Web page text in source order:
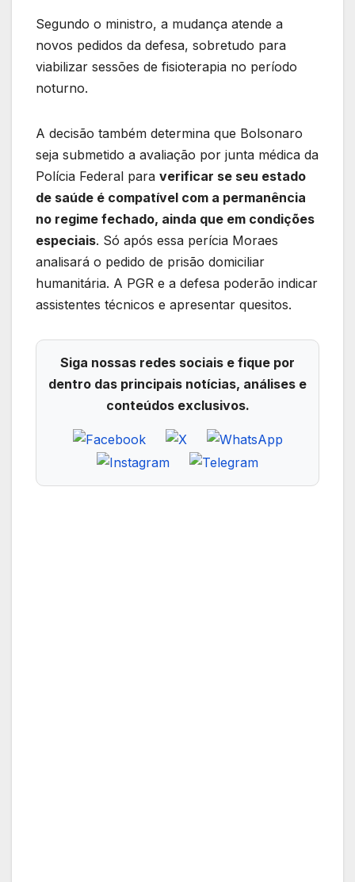
Segundo o ministro, a mudança atende a
novos pedidos da defesa, sobretudo para
viabilizar sessões de fisioterapia no período
noturno.
A decisão também determina que Bolsonaro
seja submetido a avaliação por junta médica da
Polícia Federal para verificar se seu estado
de saúde é compatível com a permanência
no regime fechado, ainda que em condições
especiais. Só após essa perícia Moraes
analisará o pedido de prisão domiciliar
humanitária. A PGR e a defesa poderão indicar
assistentes técnicos e apresentar quesitos.
Siga nossas redes sociais e fique por
dentro das principais notícias, análises e
conteúdos exclusivos.